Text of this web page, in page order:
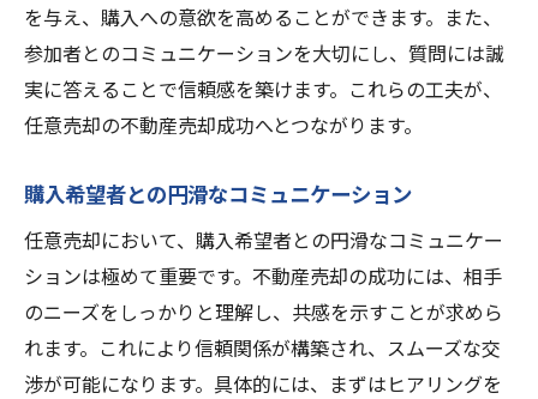
を与え、購入への意欲を高めることができます。また、
参加者とのコミュニケーションを大切にし、質問には誠
実に答えることで信頼感を築けます。これらの工夫が、
任意売却の不動産売却成功へとつながります。
購入希望者との円滑なコミュニケーション
任意売却において、購入希望者との円滑なコミュニケー
ションは極めて重要です。不動産売却の成功には、相手
のニーズをしっかりと理解し、共感を示すことが求めら
れます。これにより信頼関係が構築され、スムーズな交
渉が可能になります。具体的には、まずはヒアリングを